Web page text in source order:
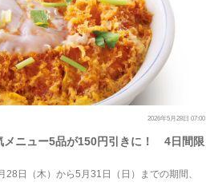
2026年5月28日 07:00
メニュー5品が150円引きに！ 4日間限
日（木）から5月31日（日）までの期間、